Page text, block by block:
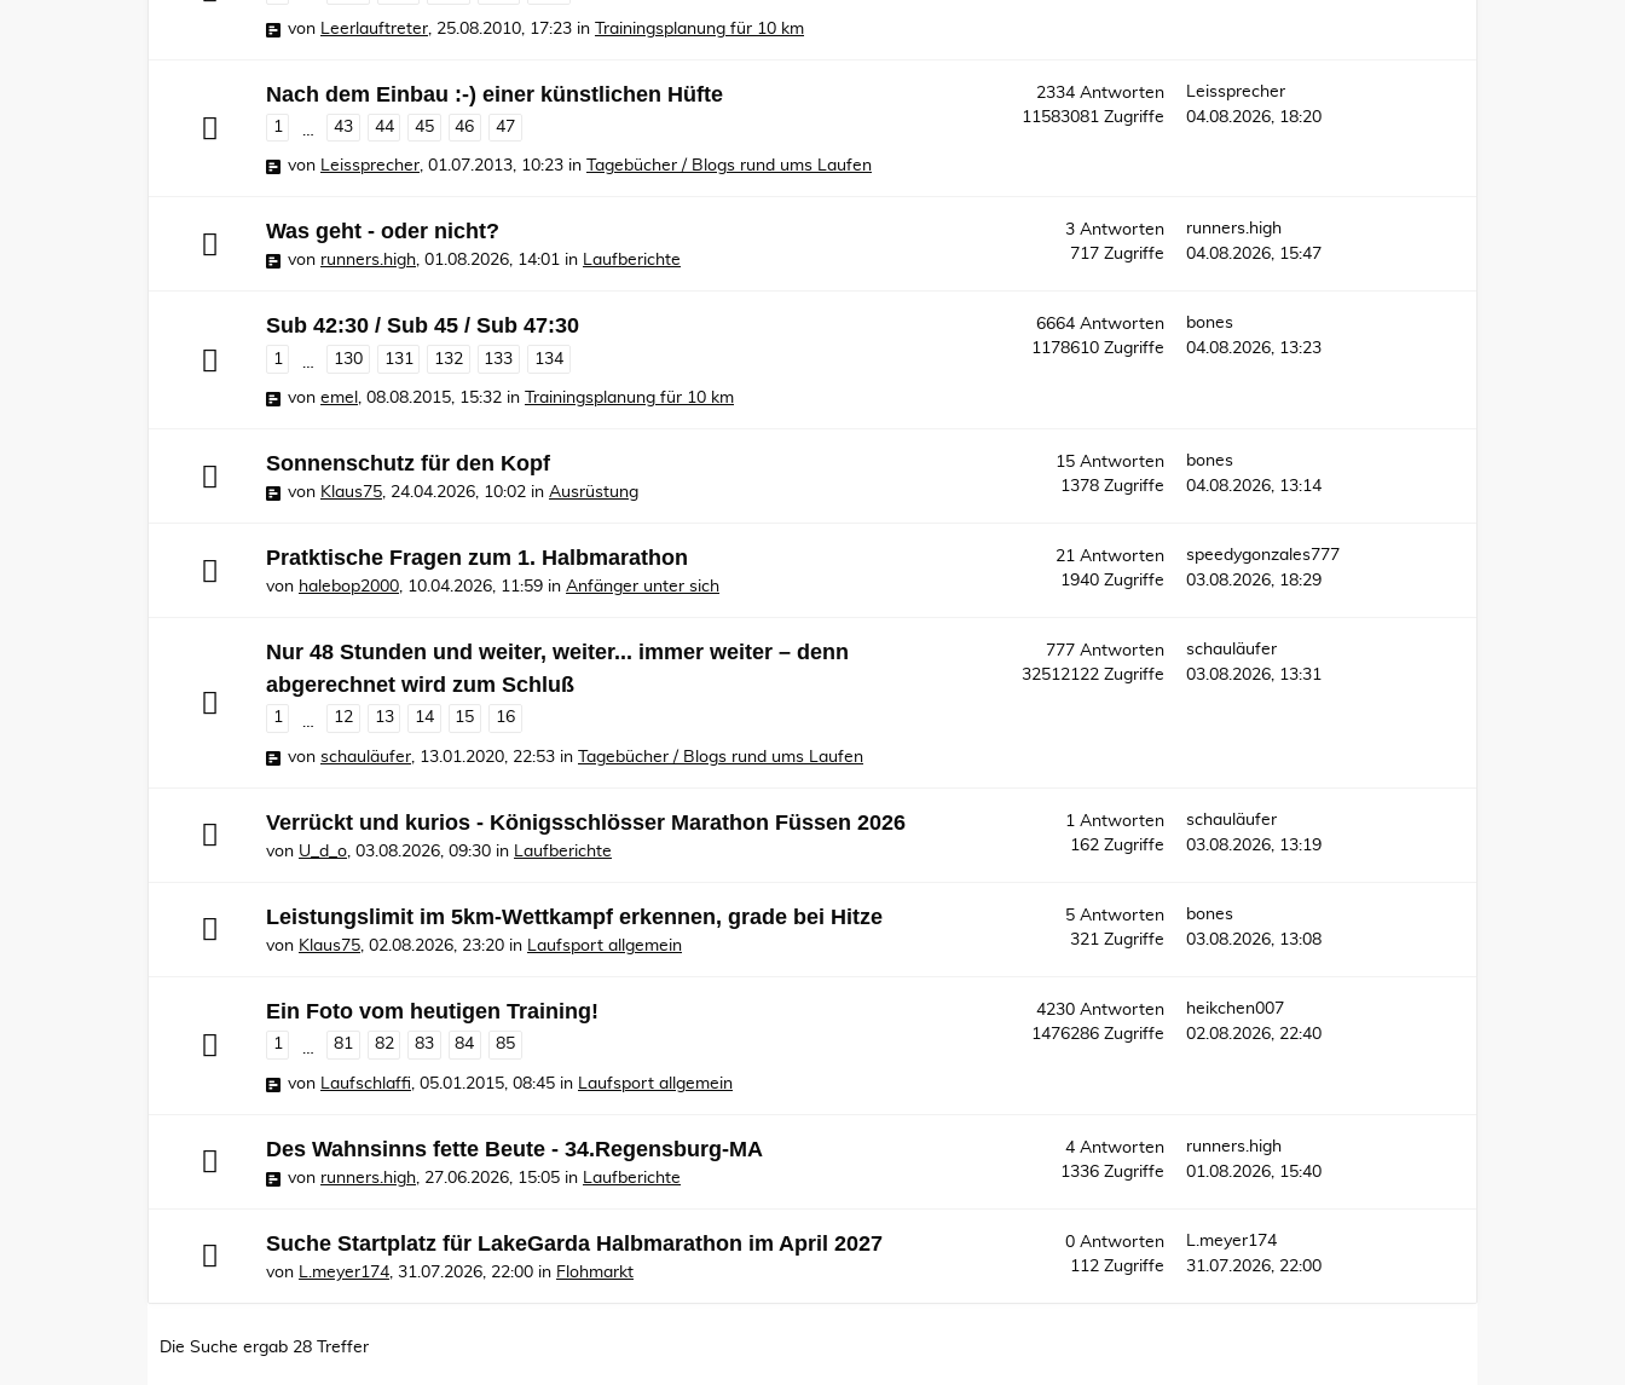
von Leerlauftreter 25.08.2010, 17:23 in Trainingsplanung für 10 km
Nach dem Einbau :-) einer künstlichen Hüfte
1 … 43 44 45 46 47
von Leissprecher, 01.07.2013, 10:23 in Tagebücher / Blogs rund ums Laufen
2334Antworten
11583081Zugriffe
Leissprecher
04.08.2026, 18:20
Was geht - oder nicht?
von runners.high, 01.08.2026, 14:01 in Laufberichte
3Antworten
717Zugriffe
runners.high
04.08.2026, 15:47
Sub 42:30 / Sub 45 / Sub 47:30
1 … 130 131 132 133 134
von emel , 08.08.2015, 15:32 in Trainingsplanung für 10 km
6664Antworten
1178610Zugriffe
bones
04.08.2026, 13:23
Sonnenschutz für den Kopf
von Klaus75, 24.04.2026, 10:02 in Ausrüstung
15Antworten
1378Zugriffe
bones
04.08.2026, 13:14
Pratktische Fragen zum 1. Halbmarathon
von halebop2000, 10.04.2026, 11:59 in Anfänger unter sich
21Antworten
1940Zugriffe
speedygonzales777
03.08.2026, 18:29
Nur 48 Stunden und weiter, weiter... immer weiter – denn
abgerechnet wird zum Schluß
1 12 13 14 15 16
von schauläufer 13.01.2020, 22:53 in Tagebücher / Blogs rund ums Laufen
777Antworten
32512122Zugriffe
schauläufer
03.08.2026, 13:31
Verrückt und kurios - Königsschlösser Marathon Füssen 2026
von U_d_o 03.08.2026, 09:30 in Laufberichte
1Antworten
162Zugriffe
schauläufer
03.08.2026, 13:19
Leistungslimit im 5km-Wettkampf erkennen, grade bei Hitze
von Klaus75 02.08.2026, 23:20 in Laufsport allgemein
5Antworten
321Zugriffe
bones
03.08.2026, 13:08
Ein Foto vom heutigen Training!
1 81 82 83 84 85
von Laufschlaffi 05.01.2015, 08:45 in Laufsport allgemein
4230Antworten
1476286Zugriffe
heikchen007
02.08.2026, 22:40
Des Wahnsinns fette Beute - 34.Regensburg-MA
von runners.high 27.06.2026, 15:05 in Laufberichte
4Antworten
1336Zugriffe
runners.high
01.08.2026, 15:40
Suche Startplatz für LakeGarda Halbmarathon im April 2027
von L.meyer174 31.07.2026, 22:00 in Flohmarkt
0Antworten
112Zugriffe
L.meyer174
31.07.2026, 22:00
Die Suche ergab 28 Treffer